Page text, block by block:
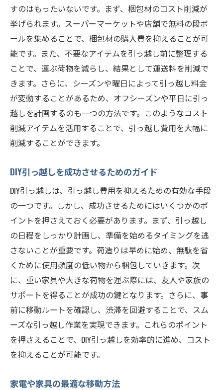
すのはもったいないです。まず、梱包材のコスト削減が
挙げられます。スーパーマーケットや店舗で無料の段ボ
ールを集めることで、梱包材の購入費を抑えることが可
能です。また、不要なアイテムを引っ越し前に整理する
ことで、運ぶ荷物を減らし、結果として運送料を削減で
きます。さらに、シーズンや曜日によって引っ越し料金
が変動することがあるため、オフシーズンや平日に引っ
越しを計画するのも一つの方法です。このようなコスト
削減アイテムを活用することで、引っ越し費用を大幅に
削減することができます。
DIY引っ越しを成功させるためのガイド
DIY引っ越しは、引っ越し費用を抑えるための有効な手段
の一つです。しかし、成功させるためにはいくつかのポ
イントを押さえておく必要があります。まず、引っ越し
の日程をしっかり計画し、準備を始めるタイミングを逃
さないことが重要です。荷造りは早めに始め、無駄を省
くために使用頻度の低い物から梱包していきます。次
に、重い家具や大きな荷物を運ぶ際には、友人や家族の
サポートを得ることが成功の鍵となります。さらに、事
前に移動ルートを確認し、渋滞を回避することで、スム
ーズな引っ越し作業を実現できます。これらのポイント
を押さえることで、DIY引っ越しを効率的に進め、コスト
を抑えることが可能です。
家電や家具の最適な移動方法